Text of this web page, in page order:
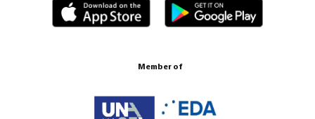
Member of